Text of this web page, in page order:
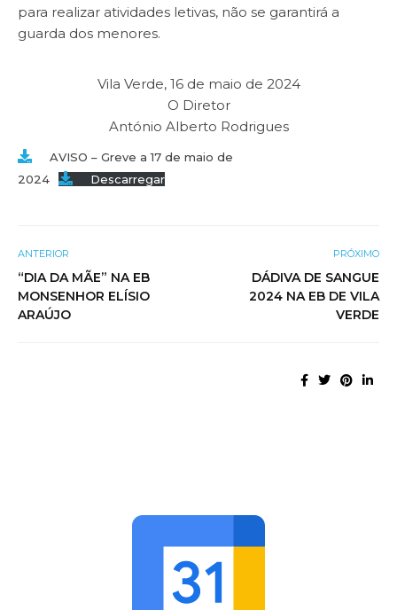
para realizar atividades letivas, não se garantirá a
guarda dos menores.
Vila Verde, 16 de maio de 2024
O Diretor
António Alberto Rodrigues
AVISO – Greve a 17 de maio de
2024
Descarregar
ANTERIOR
“DIA DA MÃE” NA EB
MONSENHOR ELÍSIO
ARAÚJO
PRÓXIMO
DÁDIVA DE SANGUE
2024 NA EB DE VILA
VERDE